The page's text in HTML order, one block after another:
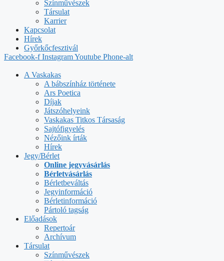
Színművészek
Társulat
Karrier
Kapcsolat
Hírek
Győrkőcfesztivál
Facebook-f InstagramYoutube Phone-alt
A Vaskakas
A bábszínház története
Ars Poetica
Díjak
Játszóhelyeink
Vaskakas Titkos Társaság
Sajtófigyelés
Nézőink írták
Hírek
Jegy/Bérlet
Online jegyvásárlás
Bérletvásárlás
Bérletbeváltás
Jegyinformáció
Bérletinformáció
Pártoló tagság
Előadások
Repertoár
Archívum
Társulat
Színművészek